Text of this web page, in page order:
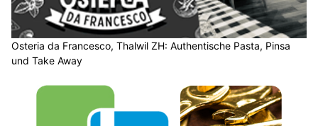
Osteria da Francesco, Thalwil ZH: Authentische Pasta, Pinsa
und Take Away